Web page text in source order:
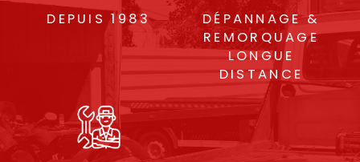
DEPUIS 1983
DÉPANNAGE &
REMORQUAGE
LONGUE
DISTANCE